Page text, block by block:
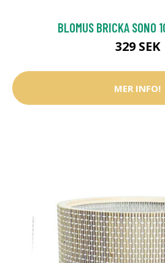
BLOMUS BRICKA SONO
329 SEK
MER INFO!